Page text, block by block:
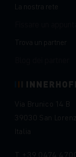
Via Brunico 14 B
39030 San
Italia
T +39 0474
La nostra rete
Trova un partner